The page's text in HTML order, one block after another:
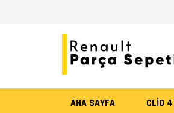
ANA SAYFA CLİO